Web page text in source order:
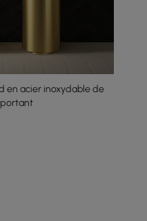
en acier inoxydable de